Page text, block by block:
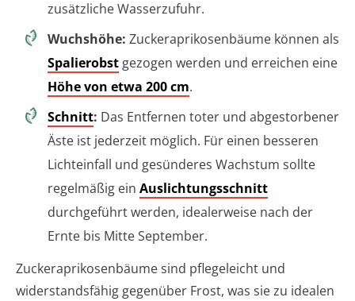
zusätzliche Wasserzufuhr.
Wuchshöhe: Zuckeraprikosenbäume können als
Spalierobst gezogen werden und erreichen eine
Höhe von etwa 200 cm.
Schnitt: Das Entfernen toter und abgestorbener
Äste ist jederzeit möglich. Für einen besseren
Lichteinfall und gesünderes Wachstum sollte
regelmäßig ein Auslichtungsschnitt
durchgeführt werden, idealerweise nach der
Ernte bis Mitte September.
Zuckeraprikosenbäume sind pflegeleicht und
widerstandsfähig gegenüber Frost, was sie zu idealen